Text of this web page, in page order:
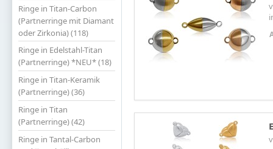
Ringe in Titan-Carbon
(Partnerringe mit Diamant
oder Zirkonia) (118)
Ringe in Edelstahl-Titan
(Partnerringe) *NEU* (18)
Ringe in Titan-Keramik
(Partnerringe) (36)
Ringe in Titan
(Partnerringe) (42)
Ringe in Tantal-Carbon